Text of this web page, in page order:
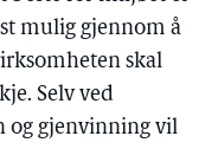
mulig gjennom å
skal
Selv ved
og gjenvinning vil